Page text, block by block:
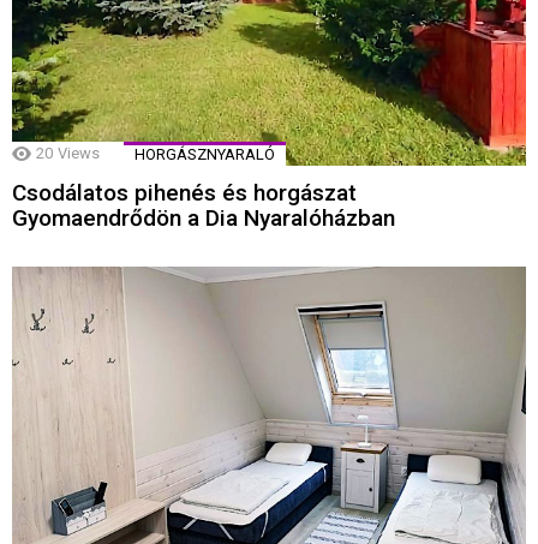
20 Views HORGÁSZNYARALÓ
Csodálatos pihenés és horgászat
Gyomaendrődön a Dia Nyaralóházban